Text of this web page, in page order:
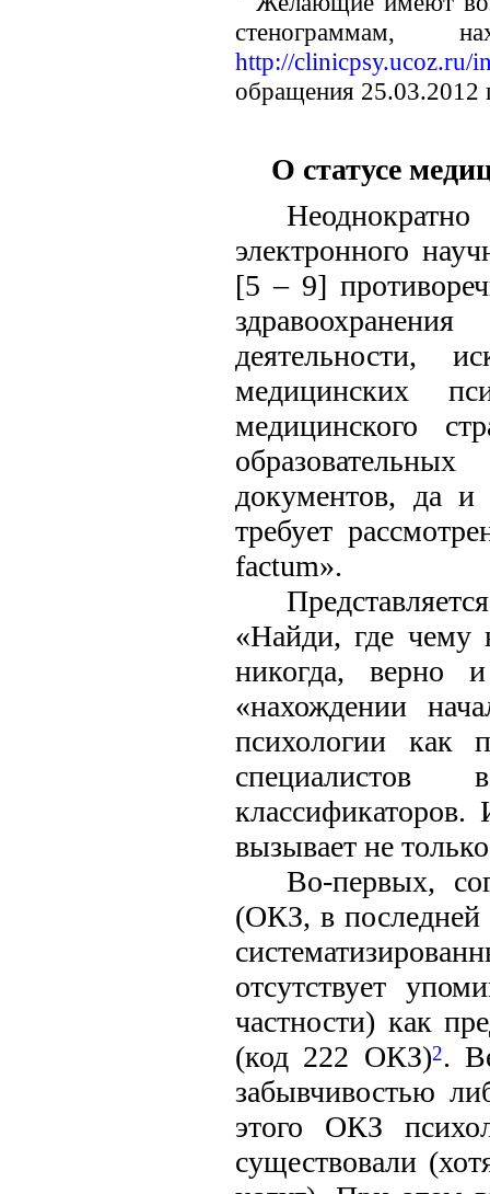
стенограммам,
http://clinicpsy.ucoz.ru/
обращения 25.03.2012
О статусе
электронного
[5 – 9]
деятельности,
медицинских
медицинского
документов, да и
требует
factum».
«Найди, где чему
никогда, верно
«нахождении
психологии как
специалистов
вызывает не
Во-первых,
(ОКЗ, в последней
отсутствует
частности) как
(код 222 ОКЗ)2.
забывчивостью
этого ОКЗ
существовали